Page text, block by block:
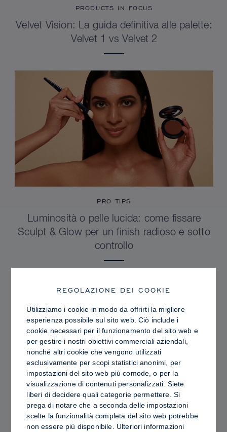
PRODUCTS IN FOCUS
Velvet Vision: La guida definitiva alle palette:
Velvet 1 vs Velvet 2
PRO TIPS
Luminosità o pelle lucida: come fissare
Sculpt & Glow per un finish radioso e sotto
controllo
PRO TIPS
Contouring in crema o in polvere: differenze,
REGOLAZIONE DEI COOKIE
Utilizziamo i cookie in modo da offrirti la migliore
esperienza possibile sul sito web. Ciò include i
cookie necessari per il funzionamento del sito web e
per gestire i nostri obiettivi commerciali aziendali,
nonché altri cookie che vengono utilizzati
esclusivamente per scopi statistici anonimi, per
impostazioni del sito web più comode, o per la
visualizzazione di contenuti personalizzati. Siete
liberi di decidere quali categorie permettere. Si
prega di notare che a seconda delle impostazioni
scelte la funzionalità completa del sito web potrebbe
non essere più disponibile. Ulteriori informazioni